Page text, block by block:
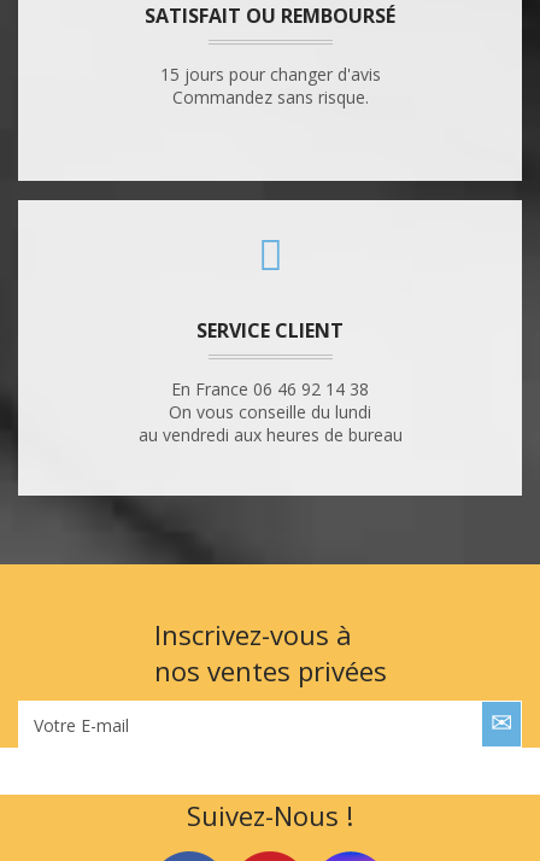
SATISFAIT OU REMBOURSÉ
15 jours pour changer d'avis
Commandez sans risque.
SERVICE CLIENT
En France 06 46 92 14 38
On vous conseille du lundi
au vendredi aux heures de bureau
Inscrivez-vous à
nos ventes privées
Votre E-mail
Suivez-Nous !